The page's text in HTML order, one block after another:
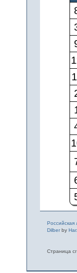
Российская
Dilberby
Страница